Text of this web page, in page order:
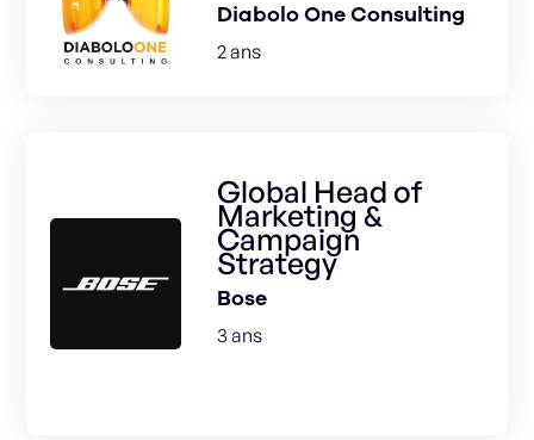
Diabolo One Consulting
2 ans
Global Head of
Marketing &
Campaign
Strategy
Bose
3 ans